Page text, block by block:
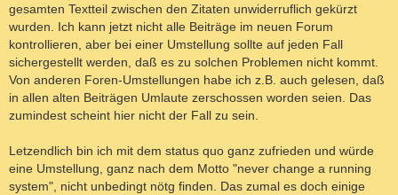
gesamten Textteil zwischen den Zitaten unwiderruflich gekürzt
wurden. Ich kann jetzt nicht alle Beiträge im neuen Forum
kontrollieren, aber bei einer Umstellung sollte auf jeden Fall
sichergestellt werden, daß es zu solchen Problemen nicht kommt.
Von anderen Foren-Umstellungen habe ich z.B. auch gelesen, daß
in allen alten Beiträgen Umlaute zerschossen worden seien. Das
zumindest scheint hier nicht der Fall zu sein.
Letzendlich bin ich mit dem status quo ganz zufrieden und würde
eine Umstellung, ganz nach dem Motto "never change a running
system", nicht unbedingt nötg finden. Das zumal es doch einige